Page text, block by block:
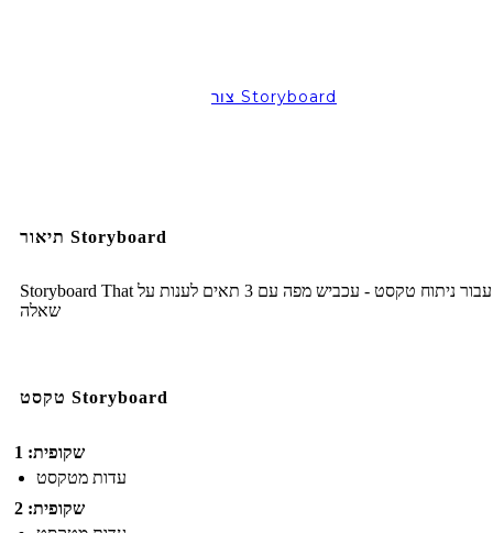
צור Storyboard
תיאור Storyboard
Storyboard That תבנית עבור ניתוח טקסט - עכביש מפה עם 3 תאים לענות על
שאלה
טקסט Storyboard
שקופית: 1
עדות מטקסט
שקופית: 2